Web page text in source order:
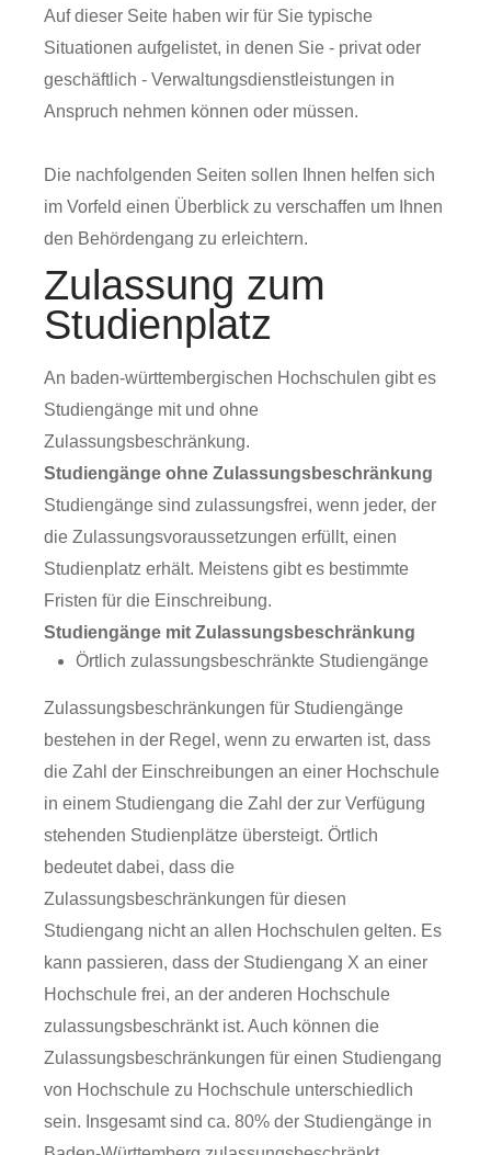
Auf dieser Seite haben wir für Sie typische
Situationen aufgelistet, in denen Sie - privat oder
geschäftlich - Verwaltungsdienstleistungen in
Anspruch nehmen können oder müssen.
Die nachfolgenden Seiten sollen Ihnen helfen sich
im Vorfeld einen Überblick zu verschaffen um Ihnen
den Behördengang zu erleichtern.
Zulassung zum
Studienplatz
An baden-württembergischen Hochschulen gibt es
Studiengänge mit und ohne
Zulassungsbeschränkung.
Studiengänge ohne Zulassungsbeschränkung
Studiengänge sind zulassungsfrei, wenn jeder, der
die Zulassungsvoraussetzungen erfüllt, einen
Studienplatz erhält. Meistens gibt es bestimmte
Fristen für die Einschreibung.
Studiengänge mit Zulassungsbeschränkung
Örtlich zulassungsbeschränkte Studiengänge
Zulassungsbeschränkungen für Studiengänge
bestehen in der Regel, wenn zu erwarten ist, dass
die Zahl der Einschreibungen an einer Hochschule
in einem Studiengang die Zahl der zur Verfügung
stehenden Studienplätze übersteigt. Örtlich
bedeutet dabei, dass die
Zulassungsbeschränkungen für diesen
Studiengang nicht an allen Hochschulen gelten. Es
kann passieren, dass der Studiengang X an einer
Hochschule frei, an der anderen Hochschule
zulassungsbeschränkt ist. Auch können die
Zulassungsbeschränkungen für einen Studiengang
von Hochschule zu Hochschule unterschiedlich
sein. Insgesamt sind ca. 80% der Studiengänge in